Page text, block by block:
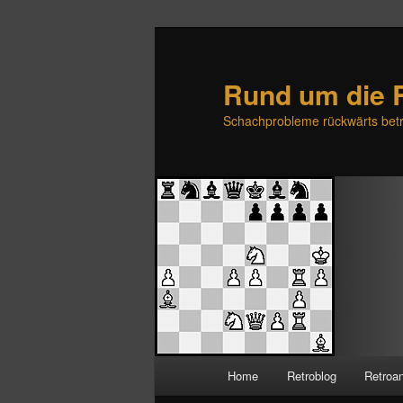
Rund um die
Schachprobleme rückwärts
Zum
Zum
Home Retroblog